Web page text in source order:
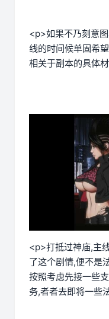
<p>如果不乃刻意
线的时间候单固希
相关于副本的具体
<p>打抵过神庙,主
了这个剧情,便不是
按照考虑先接一些
务,者者去即将一些